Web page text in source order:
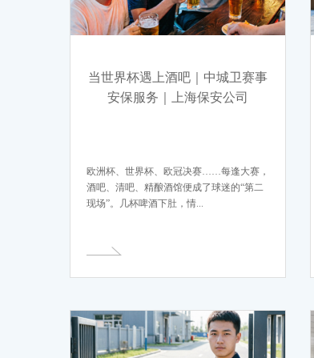
当世界杯遇上酒吧｜中城卫赛事
安保服务｜上海保安公司
欧洲杯、世界杯、欧冠决赛……每逢大赛，
酒吧、清吧、精酿酒馆便成了球迷的“第二
现场”。几杯啤酒下肚，情...